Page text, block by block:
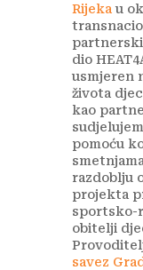
Rijeka u
dio
usmjeren
života
kao
pomoću
razdoblju
projekta
sportsko-
obitelji
savez